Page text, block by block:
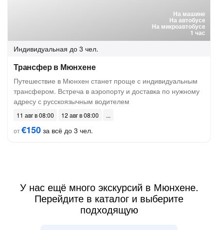
На машине
На автобусе
На микроавтобусе
1 час
Индивидуальная до 3 чел.
Трансфер в Мюнхене
Путешествие в Мюнхен станет проще с индивидуальным
трансфером. Встреча в аэропорту и доставка по нужному
адресу с русскоязычным водителем
11 авг в 08:00
12 авг в 08:00
от€150 за всё до 3 чел.
У нас ещё много экскурсий в Мюнхене.
Перейдите в каталог и выберите
подходящую